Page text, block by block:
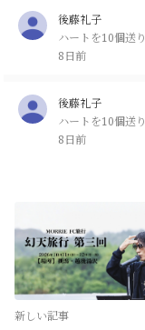
後藤礼子
ハートを10個送
8日前
後藤礼子
ハートを10個送
8日前
新しい記事